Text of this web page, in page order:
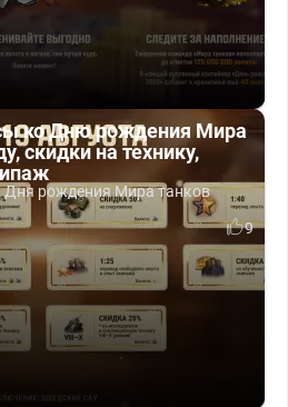
ко Дню рождения Мира
скидки на технику,
Дня рождения Мира танков
9